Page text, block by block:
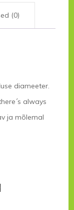
(0)
diameeter.
always
ja mõlemal